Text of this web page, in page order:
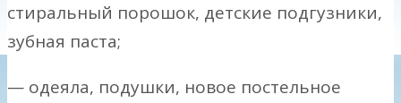
стиральный порошок, детские подгузники,
зубная паста;
— одеяла, подушки, новое постельное